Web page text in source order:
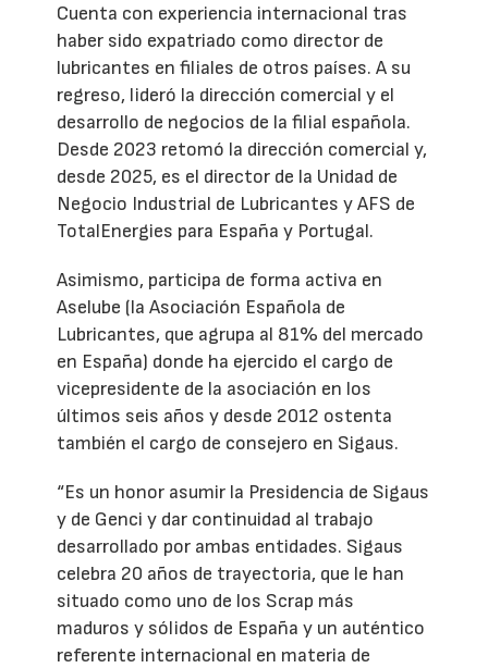
Cuenta con experiencia internacional tras
haber sido expatriado como director de
lubricantes en filiales de otros países. A su
regreso, lideró la dirección comercial y el
desarrollo de negocios de la filial española.
Desde 2023 retomó la dirección comercial y,
desde 2025, es el director de la Unidad de
Negocio Industrial de Lubricantes y AFS de
TotalEnergies para España y Portugal.
Asimismo, participa de forma activa en
Aselube (la Asociación Española de
Lubricantes, que agrupa al 81% del mercado
en España) donde ha ejercido el cargo de
vicepresidente de la asociación en los
últimos seis años y desde 2012 ostenta
también el cargo de consejero en Sigaus.
“Es un honor asumir la Presidencia de Sigaus
y de Genci y dar continuidad al trabajo
desarrollado por ambas entidades. Sigaus
celebra 20 años de trayectoria, que le han
situado como uno de los Scrap más
maduros y sólidos de España y un auténtico
referente internacional en materia de